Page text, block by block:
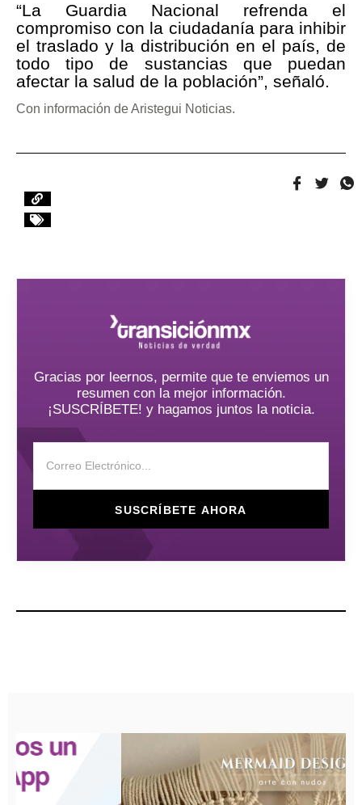
“La Guardia Nacional refrenda el
compromiso con la ciudadanía para inhibir
el traslado y la distribución en el país, de
todo tipo de sustancias que puedan
afectar la salud de la población”, señaló.
Con información de Aristegui Noticias.
Gracias por leernos, permite que te enviemos un
resumen con la mejor información.
¡SUSCRÍBETE! y hagamos juntos la noticia.
SUSCRÍBETE AHORA